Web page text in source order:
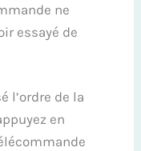
ne
essayé de
l’ordre de la
en